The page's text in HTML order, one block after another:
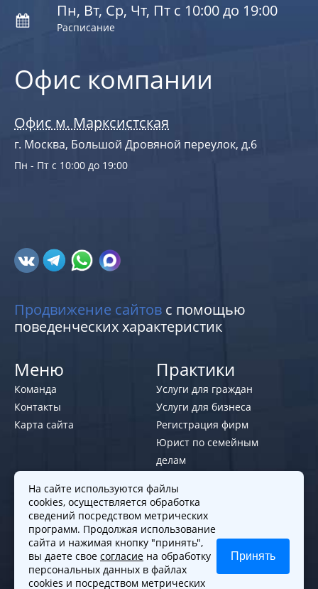
Офис компании
Офис м. Марксистская
г. Москва, Большой Дровяной переулок, д.6
Пн - Пт с 10:00 до 19:00
Пн, Вт, Ср, Чт, Пт с 10:00 до 19:00
Расписание
Продвижение сайтов с помощью
поведенческих характеристик
Меню
Команда
Контакты
Карта сайта
Практики
Услуги для граждан
Услуги для бизнеса
Регистрация фирм
Юрист по семейным
делам
Политики и правила
Политика обработки персональных
данных
Согласие на обработку cookies
Согласие на обработку персональных
данных
На сайте используются файлы
cookies, осуществляется обработка
сведений посредством метрических
программ. Продолжая использование
сайта и нажимая кнопку "принять",
вы даете свое согласие на обработку
персональных данных в файлах
cookies и посредством метрических
Принять